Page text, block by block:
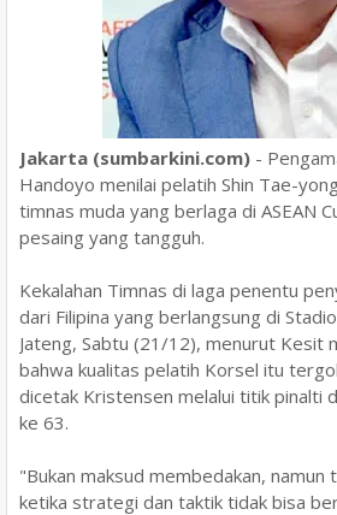
Jakarta (sumbarkini.com) -
Handoyo menilai pelatih Shin Tae-
timnas muda yang berlaga di ASEAN
pesaing yang tangguh.
Kekalahan Timnas di laga penentu
dari Filipina yang berlangsung di
Jateng, Sabtu (21/12), menurut Kesit
bahwa kualitas pelatih Korsel itu
dicetak Kristensen melalui titik pinalti
ke 63.
"Bukan maksud membedakan, namun
ketika strategi dan taktik tidak bisa